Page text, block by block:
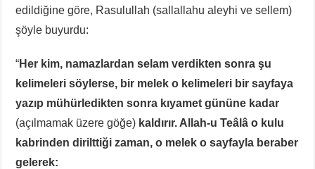
edildiğine göre, Rasulullah (sallallahu aleyhi ve sellem)
şöyle buyurdu:
“Her kim, namazlardan selam verdikten sonra şu
kelimeleri söylerse, bir melek o kelimeleri bir sayfaya
yazıp mühürledikten sonra kıyamet gününe kadar
(açılmamak üzere göğe) kaldırır. Allah-u Teâlâ o kulu
kabrinden dirilttiği zaman, o melek o sayfayla beraber
gelerek: